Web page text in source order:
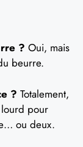
? Oui, mais
beurre.
? Totalement,
lourd pour
ou deux.